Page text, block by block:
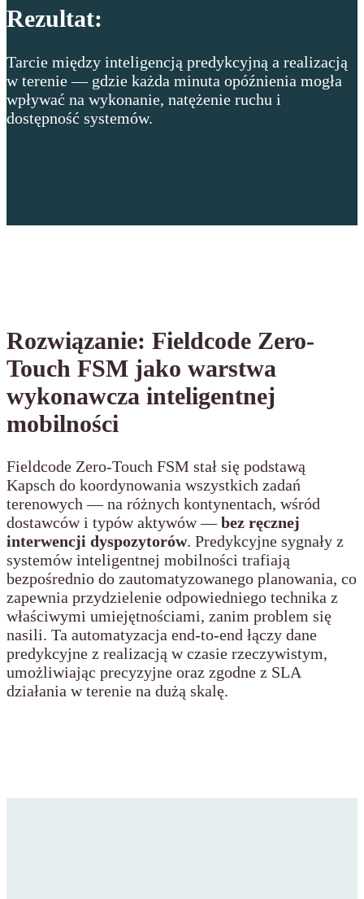
Rezultat:
Tarcie między inteligencją predykcyjną a realizacją
w terenie — gdzie każda minuta opóźnienia mogła
wpływać na wykonanie, natężenie ruchu i
dostępność systemów.
Rozwiązanie: Fieldcode Zero-
Touch FSM jako warstwa
wykonawcza inteligentnej
mobilności
Fieldcode Zero-Touch FSM stał się podstawą
Kapsch do koordynowania wszystkich zadań
terenowych — na różnych kontynentach, wśród
dostawców i typów aktywów —bez ręcznej
interwencji dyspozytorów. Predykcyjne sygnały z
systemów inteligentnej mobilności trafiają
bezpośrednio do zautomatyzowanego planowania, co
zapewnia przydzielenie odpowiedniego technika z
właściwymi umiejętnościami, zanim problem się
nasili. Ta automatyzacja end-to-end łączy dane
predykcyjne z realizacją w czasie rzeczywistym,
umożliwiając precyzyjne oraz zgodne z SLA
działania w terenie na dużą skalę.